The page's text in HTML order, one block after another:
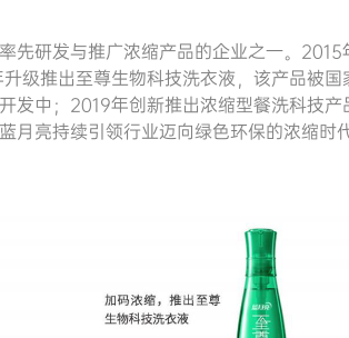
先研发与推广浓缩产品的企业之一。
级推出至尊生物科技洗衣液，该产品被
发中；2019年创新推出浓缩型餐洗科技
月亮持续引领行业迈向绿色环保的浓缩时代